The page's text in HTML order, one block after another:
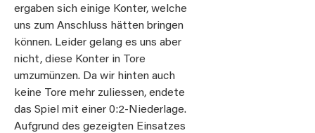
ergaben sich einige Konter, welche
uns zum Anschluss hätten bringen
können. Leider gelang es uns aber
nicht, diese Konter in Tore
umzumünzen. Da wir hinten auch
keine Tore mehr zuliessen, endete
das Spiel mit einer 0:2-Niederlage.
Aufgrund des gezeigten Einsatzes